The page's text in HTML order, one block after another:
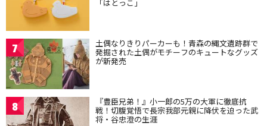
「はとっこ」
7 土偶なりきりパーカーも！青森の縄文遺跡群で
発掘された土偶がモチーフのキュートなグッズ
が新発売
8 『豊臣兄弟！』小一郎の5万の大軍に徹底抗
戦！切腹覚悟で長宗我部元親に降伏を迫った武
将・谷忠澄の生涯